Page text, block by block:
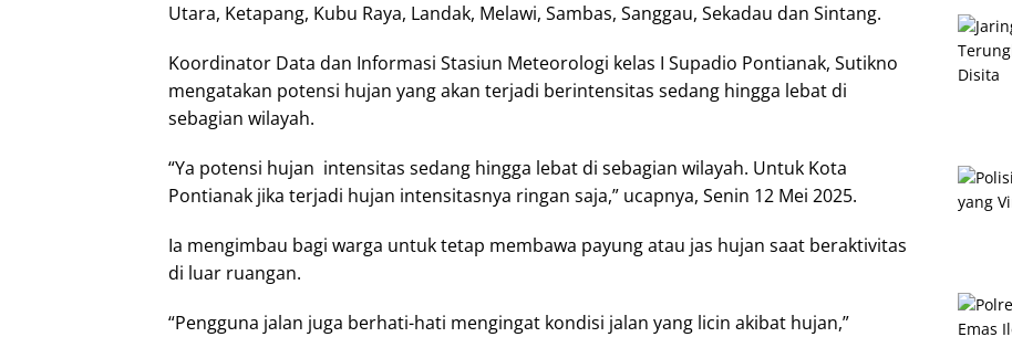
Utara, Ketapang, Kubu Raya, Landak, Melawi, Sambas, Sanggau, Sekadau dan Sintang.
Koordinator Data dan Informasi Stasiun Meteorologi kelas I Supadio Pontianak, Sutikno
mengatakan potensi hujan yang akan terjadi berintensitas sedang hingga lebat di
sebagian wilayah.
“Ya potensi hujan intensitas sedang hingga lebat di sebagian wilayah. Untuk Kota
Pontianak jika terjadi hujan intensitasnya ringan saja,” ucapnya, Senin 12 Mei 2025.
Ia mengimbau bagi warga untuk tetap membawa payung atau jas hujan saat beraktivitas
di luar ruangan.
“Pengguna jalan juga berhati-hati mengingat kondisi jalan yang licin akibat hujan,”